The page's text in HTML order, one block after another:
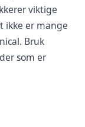
viktige
ikke er mange
Bruk
som er